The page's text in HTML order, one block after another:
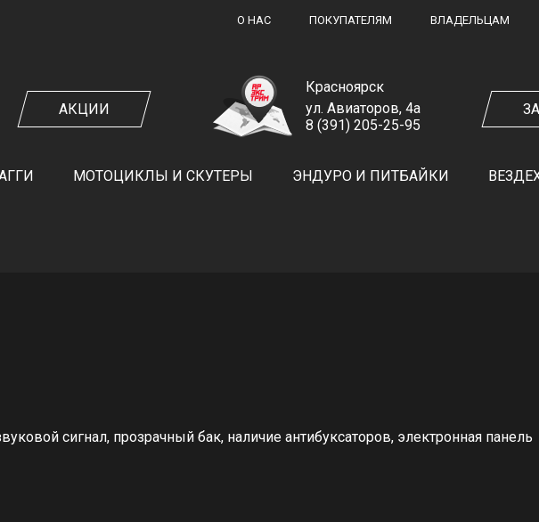
АКЦИИ
Красноярск
ул. Авиаторов, 4а
8 (391) 205-25-95
О НАС ПОКУПАТЕЛЯМ ВЛАДЕЛЬЦАМ
МОТОЦИКЛЫ И СКУТЕРЫ ЭНДУРО И ПИТБАЙКИ
ЗАКАЗ ОБРАТНОГО ЗВОНКА
сигнал, прозрачный бак, наличие антибуксаторов, электронная панель